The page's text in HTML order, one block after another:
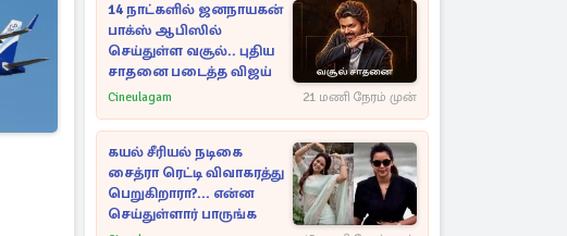
14 நாட்களில் ஜனநாயகன்
பாக்ஸ் ஆபிஸில்
செய்துள்ள வசூல்.. புதிய
சாதனை படைத்த விஜய்
Cineulagam 21 மணி நேரம் முன்
கயல் சீரியல் நடிகை
சைத்ரா ரெட்டி விவாகரத்து
பெறுகிறாரா?... என்ன
செய்துள்ளார் பாருங்க